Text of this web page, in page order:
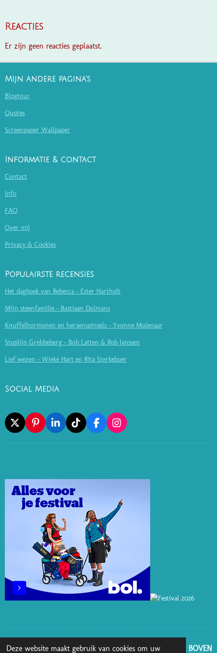
Deze website maakt gebruik van cookies om uw
Reacties
Er zijn geen reacties geplaatst.
Mijn andere pagina's
Blogtour
Quotes
Screenpaper Wallpaper
Informatie & contact
Contact
Info
FAQ
Over mij
Privacy & Cookies
Populairste recensies
Het dagboek van Rebecca - Ester Hartholt
Mijn steenfamilie - Bastiaan Dolmans
Knuffelhormonen en hersenspinsels - Yvonne Molenaar
Stoplijn Grebbeberg - Bob Latten & Rob Janssen
Lief wezen - Wieke Hart en Rita Sterkeboer
Social Media
X
P
I
N
E
S
T
L
I
N
I
N
T
I
K
F
A
C
O
I
N
S
R
M
GA NAAR BOVEN